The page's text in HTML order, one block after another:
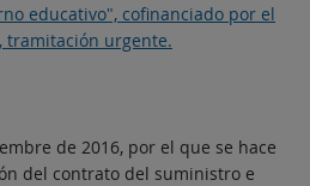
educativo", cofinanciado por el
tramitación urgente.
de 2016, por el que se hace
del contrato del suministro e